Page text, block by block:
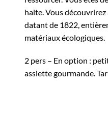
halte. Vous
datant de 1822,
matériaux écologiques.
2 pers – En option :
assiette gourmande.